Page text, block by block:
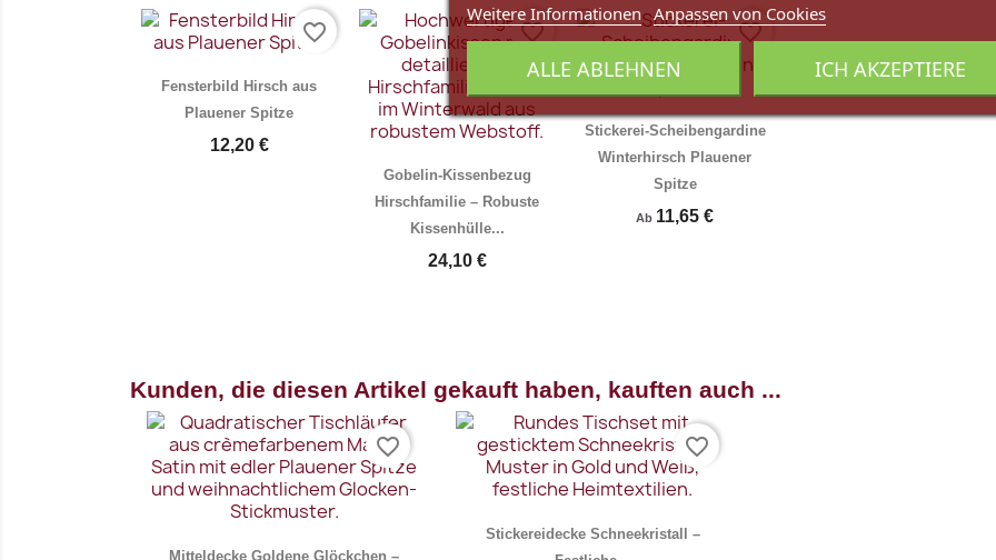
Fensterbild Hirsch aus
Plauener Spitze
12,20 €
favorite_border
Gobelin-Kissenbezug
Hirschfamilie – Robuste
Kissenhülle...
24,10 €
favorite_border
Stickerei-Scheibengardine
Winterhirsch Plauener
Spitze
Ab 11,65 €
favorite_border
Kunden, die diesen Artikel gekauft haben, kauften auch ...
Mitteldecke Goldene Glöckchen –
favorite_border
Stickereidecke Schneekristall –
favorite_border
Weitere Informationen Anpassen von Cookies
ALLE ABLEHNEN ICH AKZEPTIERE